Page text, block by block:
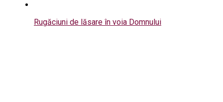
Rugăciuni de lăsare în voia Domnului